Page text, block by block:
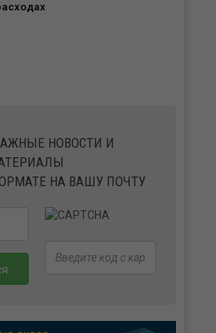
НОВОСТИ И
НА ВАШУ ПОЧТУ